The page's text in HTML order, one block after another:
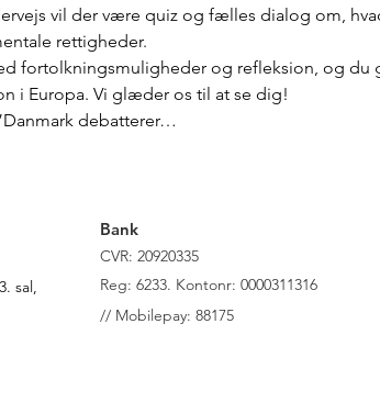
vil der være quiz og fælles dialog om,
rettigheder.
fortolkningsmuligheder og refleksion, og du
i Europa. Vi glæder os til at se dig!
debatterer…
sal,
Bank
CVR: 20920335
Reg: 6233. Kontonr: 0000311316
// Mobilepay: 88175